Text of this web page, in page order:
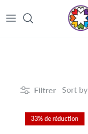
Filtrer Sort by
33% de réduction